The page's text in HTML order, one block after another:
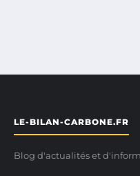
LE-BILAN-CARBONE.FR
Blog d'actualités et